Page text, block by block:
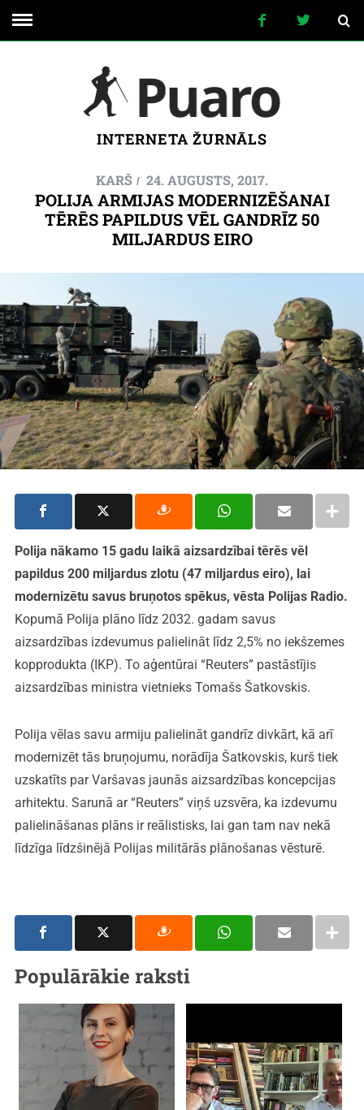
INTERNETA ŽURNĀLS
KARŠ 24. AUGUSTS, 2017.
POLIJA ARMIJAS MODERNIZĒŠANAI
TĒRĒS PAPILDUS VĒL GANDRĪZ 50
MILJARDUS EIRO
Polija nākamo 15 gadu laikā aizsardzībai tērēs vēl
papildus 200 miljardus zlotu (47 miljardus eiro), lai
modernizētu savus bruņotos spēkus, vēsta Polijas Radio.
Kopumā Polija plāno līdz 2032. gadam savus
aizsardzības izdevumus palielināt līdz 2,5% no iekšzemes
kopprodukta (IKP). To aģentūrai “Reuters” pastāstījis
aizsardzības ministra vietnieks Tomašs Šatkovskis.
Polija vēlas savu armiju palielināt gandrīz divkārt, kā arī
modernizēt tās bruņojumu, norādīja Šatkovskis, kurš tiek
uzskatīts par Varšavas jaunās aizsardzības koncepcijas
arhitektu. Sarunā ar “Reuters” viņš uzsvēra, ka izdevumu
palielināšanas plāns ir reālistisks, lai gan tam nav nekā
līdzīga līdzšinējā Polijas militārās plānošanas vēsturē.
Populārākie raksti